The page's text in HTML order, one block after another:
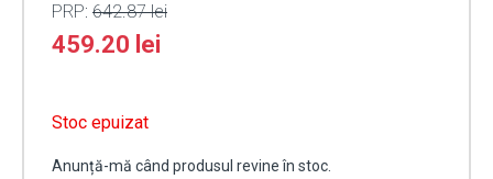
PRP: 642.87lei
459.20 lei
Stoc epuizat
Anunță-mă când produsul revine în stoc.